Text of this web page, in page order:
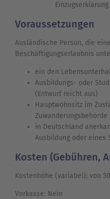
Voraussetzungen
Ausländische Person, die
Beschäftigungserlaubnis
ein den
Ausbildungs- oder
(Entwurf reicht aus)
Hauptwohnsitz im
Zuwanderungsbehörde
in Deutschland
Ausbildung oder eines
Kosten (Gebühren,
Kostenhöhe (variabel): von
Vorkasse: Nein